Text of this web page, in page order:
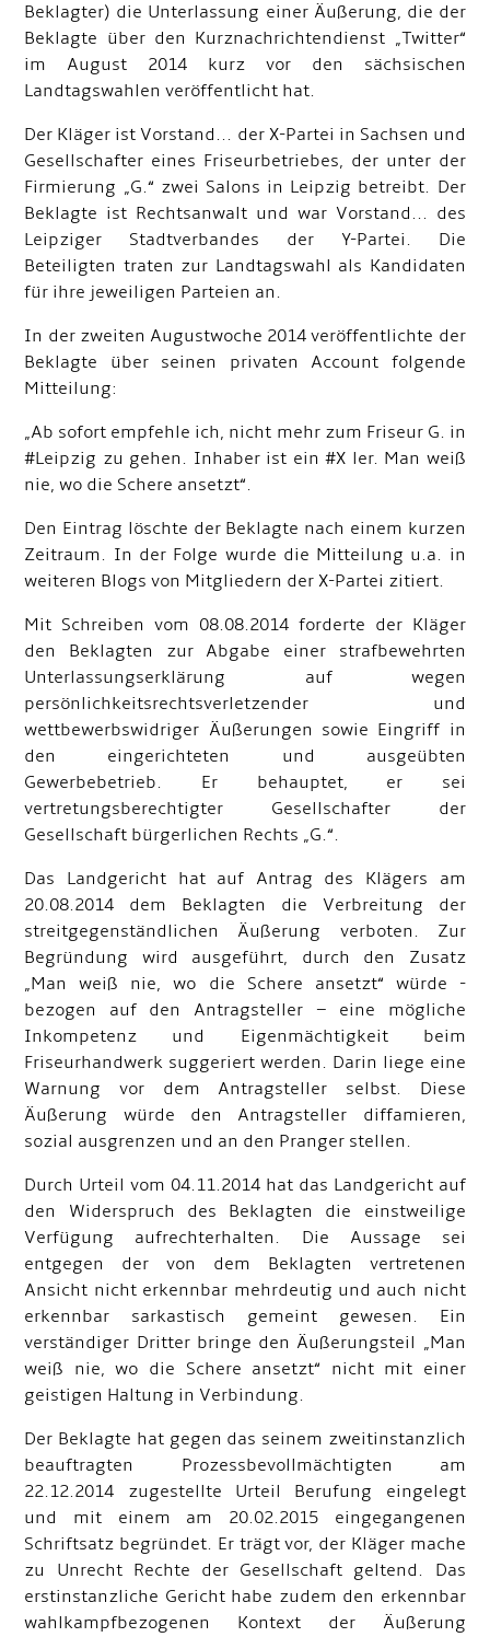
Beklagter) die Unterlassung einer Äußerung, die der
Beklagte über den Kurznachrichtendienst „Twitter“
im August 2014 kurz vor den sächsischen
Landtagswahlen veröffentlicht hat.
Der Kläger ist Vorstand... der X-Partei in Sachsen und
Gesellschafter eines Friseurbetriebes, der unter der
Firmierung „G.“ zwei Salons in Leipzig betreibt. Der
Beklagte ist Rechtsanwalt und war Vorstand... des
Leipziger Stadtverbandes der Y-Partei. Die
Beteiligten traten zur Landtagswahl als Kandidaten
für ihre jeweiligen Parteien an.
In der zweiten Augustwoche 2014 veröffentlichte der
Beklagte über seinen privaten Account folgende
Mitteilung:
„Ab sofort empfehle ich, nicht mehr zum Friseur G. in
#Leipzig zu gehen. Inhaber ist ein #X ler. Man weiß
nie, wo die Schere ansetzt“.
Den Eintrag löschte der Beklagte nach einem kurzen
Zeitraum. In der Folge wurde die Mitteilung u.a. in
weiteren Blogs von Mitgliedern der X-Partei zitiert.
Mit Schreiben vom 08.08.2014 forderte der Kläger
den Beklagten zur Abgabe einer strafbewehrten
Unterlassungserklärung auf wegen
persönlichkeitsrechtsverletzender und
wettbewerbswidriger Äußerungen sowie Eingriff in
den eingerichteten und ausgeübten
Gewerbebetrieb. Er behauptet, er sei
vertretungsberechtigter Gesellschafter der
Gesellschaft bürgerlichen Rechts „G.“.
Das Landgericht hat auf Antrag des Klägers am
20.08.2014 dem Beklagten die Verbreitung der
streitgegenständlichen Äußerung verboten. Zur
Begründung wird ausgeführt, durch den Zusatz
„Man weiß nie, wo die Schere ansetzt“ würde -
bezogen auf den Antragsteller – eine mögliche
Inkompetenz und Eigenmächtigkeit beim
Friseurhandwerk suggeriert werden. Darin liege eine
Warnung vor dem Antragsteller selbst. Diese
Äußerung würde den Antragsteller diffamieren,
sozial ausgrenzen und an den Pranger stellen.
Durch Urteil vom 04.11.2014 hat das Landgericht auf
den Widerspruch des Beklagten die einstweilige
Verfügung aufrechterhalten. Die Aussage sei
entgegen der von dem Beklagten vertretenen
Ansicht nicht erkennbar mehrdeutig und auch nicht
erkennbar sarkastisch gemeint gewesen. Ein
verständiger Dritter bringe den Äußerungsteil „Man
weiß nie, wo die Schere ansetzt“ nicht mit einer
geistigen Haltung in Verbindung.
Der Beklagte hat gegen das seinem zweitinstanzlich
beauftragten Prozessbevollmächtigten am
22.12.2014 zugestellte Urteil Berufung eingelegt
und mit einem am 20.02.2015 eingegangenen
Schriftsatz begründet. Er trägt vor, der Kläger mache
zu Unrecht Rechte der Gesellschaft geltend. Das
erstinstanzliche Gericht habe zudem den erkennbar
wahlkampfbezogenen Kontext der Äußerung